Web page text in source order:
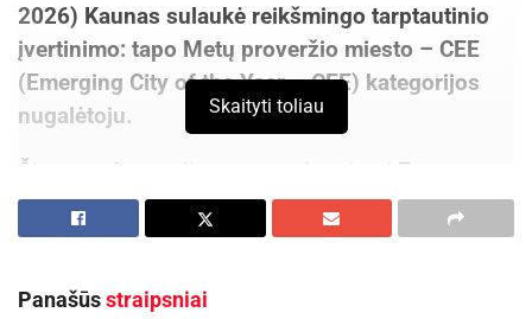
2026) Kaunas sulaukė reikšmingo tarptautinio
įvertinimo: tapo Metų proveržio miesto – CEE
(Emerging City of the Year – CEE) kategorijos
nugalėtoju.
Šiuos apdovanojimus organizuojanti Europos
verslo paslaugų asociacija (European Business
Services Association) kasmet išskiria
verslo paslaugų sektoriaus pasiekimus, o
Skaityti toliau
Panašūsstraipsniai